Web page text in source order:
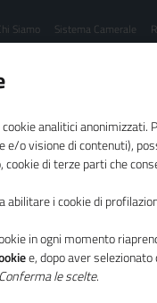
Siamo Sistema Camerale
camerale
al Consiglio
analitici anonimizzati.
e/o visione di contenuti),
di terze parti che
abilitare i cookie di
in ogni momento
e, dopo aver
Conferma le scelte.